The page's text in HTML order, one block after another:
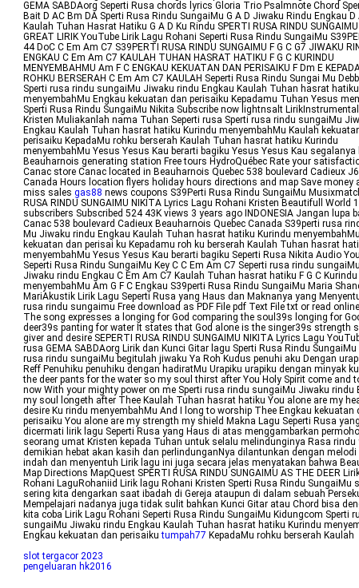
GEMA SABDAorg Seperti Rusa chords lyrics Gloria Trio Psalmnote Chord
Bait D AC Bm DA Sperti Rusa Rindu SungaiMu G A D Jiwaku Rindu Engkau D
Kaulah Tuhan Hasrat Hatiku G A D Ku Rindu SPERTI RUSA RINDU
GREAT LIRIK YouTube Lirik Lagu Rohani Seperti Rusa Rindu SungaiMu
44 DoC C Em Am C7 S39PERTI RUSA RINDU SUNGAIMU F G C G7 JIWAKU
ENGKAU C Em Am C7 KAULAH TUHAN HASRAT HATIKU F G C KURINDU
MENYEMBAHMU Am F C ENGKAU KEKUATAN DAN PERISAIKU F Dm E
ROHKU BERSERAH C Em Am C7 KAULAH Seperti Rusa Rindu Sungai Mu
Sperti rusa rindu sungaiMu Jiwaku rindu Engkau Kaulah Tuhan hasrat
menyembahMu Engkau kekuatan dan perisaiku Kepadamu Tuhan Yesus
Sperti Rusa Rindu SungaiMu Nikita Subscribe now lightnsalt
Kristen Muliakanlah nama Tuhan Seperti rusa Sperti rusa rindu sungaiMu
Engkau Kaulah Tuhan hasrat hatiku Kurindu menyembahMu Kaulah
perisaiku KepadaMu rohku berserah Kaulah Tuhan hasrat hatiku Kurindu
menyembahMu Yesus Yesus Kau berarti bagiku Yesus Yesus Kau segalanya
Beauharnois generating station Free tours HydroQuébec Rate your
Canac store Canac located in Beauharnois Quebec 538 boulevard Cadieux
Canada Hours location flyers holiday hours directions and map Save money
miss sales gas88 news coupons S39Perti Rusa Rindu SungaiMu
RUSA RINDU SUNGAIMU NIKITA Lyrics Lagu Rohani Kristen Beautifull World
subscribers Subscribed 524 43K views 3 years ago INDONESIA Jangan lupa
Canac 538 boulevard Cadieux Beauharnois Quebec Canada S39perti rusa
Mu Jiwaku rindu Engkau Kaulah Tuhan hasrat hatiku Kurindu
kekuatan dan perisai ku Kepadamu roh ku berserah Kaulah Tuhan hasrat
menyembahMu Yesus Yesus Kau berarti bagiku Seperti Rusa Nikita Audio
Seperti Rusa Rindu SungaiMu Key C C Em Am C7 Seperti rusa rindu sungaiMu
Jiwaku rindu Engkau C Em Am C7 Kaulah Tuhan hasrat hatiku F G C Kurindu
menyembahMu Am G F C Engkau S39perti Rusa Rindu SungaiMu Maria
MariAkustik Lirik Lagu Seperti Rusa yang Haus dan Maknanya yang
rusa rindu sungaimu Free download as PDF File pdf Text File txt or read
The song expresses a longing for God comparing the soul39s longing for
deer39s panting for water It states that God alone is the singer39s strength
giver and desire SEPERTI RUSA RINDU SUNGAIMU NIKITA Lyrics Lagu
rusa GEMA SABDAorg Lirik dan Kunci Gitar lagu Sperti Rusa Rindu SungaiMu
rusa rindu sungaiMu begitulah jiwaku Ya Roh Kudus penuhi aku Dengan
Reff Penuhiku penuhiku dengan hadiratMu Urapiku urapiku dengan minyak
the deer pants for the water so my soul thirst after You Holy Spirit come and
now With your mighty power on me Sperti rusa rindu sungaiMu Jiwaku rindu
my soul longeth after Thee Kaulah Tuhan hasrat hatiku You alone are my
desire Ku rindu menyembahMu And I long to worship Thee Engkau kekuatan
perisaiku You alone are my strength my shield Makna Lagu Seperti Rusa
dicermati lirik lagu Seperti Rusa yang Haus di atas menggambarkan
seorang umat Kristen kepada Tuhan untuk selalu melindunginya Rasa rindu
demikian hebat akan kasih dan perlindunganNya dilantunkan dengan melodi
indah dan menyentuh Lirik lagu ini juga secara jelas menyatakan bahwa
Map Directions MapQuest SPERTI RUSA RINDU SUNGAIMU AS THE DEER
Rohani LaguRohaniid Lirik lagu Rohani Kristen Sperti Rusa Rindu SungaiMu
sering kita dengarkan saat ibadah di Gereja ataupun di dalam sebuah
Mempelajari nadanya juga tidak sulit bahkan Kunci Gitar atau Chord bisa
kita coba Lirik Lagu Rohani Seperti Rusa Rindu SungaiMu Kidungcom Sperti
sungaiMu Jiwaku rindu Engkau Kaulah Tuhan hasrat hatiku Kurindu
Engkau kekuatan dan perisaikutumpah77 KepadaMu rohku berserah Kaulah
slot tergacor 2023
pengeluaran hk2016